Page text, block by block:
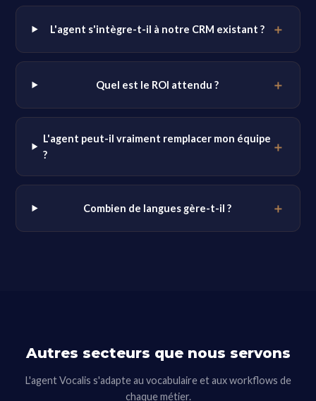
L'agent s'intègre-t-il à notre CRM existant ?
Quel est le ROI attendu ?
L'agent peut-il vraiment remplacer mon équipe
?
Combien de langues gère-t-il ?
Autres secteurs que nous servons
L'agent Vocalis s'adapte au vocabulaire et aux workflows de
chaque métier.